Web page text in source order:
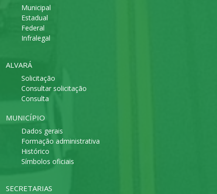
Municipal
Estadual
Federal
Infralegal
ALVARÁ
Solicitação
Consultar solicitação
Consulta
MUNICÍPIO
Dados gerais
Formação administrativa
Histórico
Símbolos oficiais
SECRETARIAS